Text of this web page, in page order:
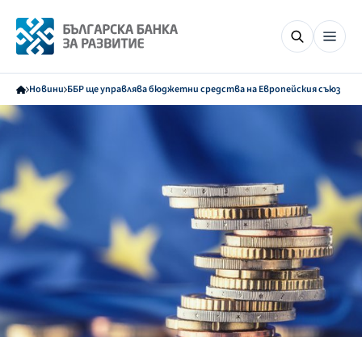
Новини ББР ще управлява бюджетни средства на Европейския съюз